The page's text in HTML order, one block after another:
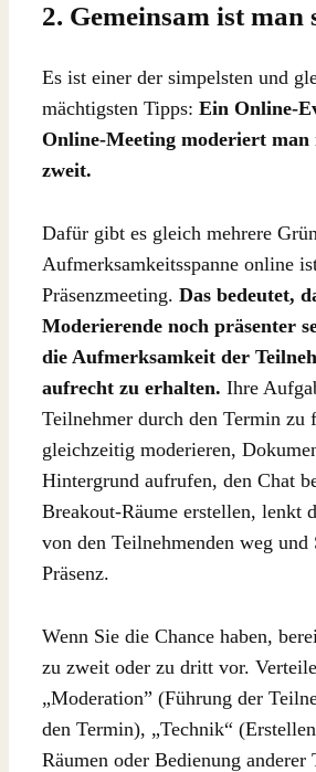
2. Gemeinsam ist man
Es ist einer der simpelsten und
mächtigsten Tipps: Ein Online-
Online-Meeting moderiert man
zweit.
Dafür gibt es gleich mehrere
Aufmerksamkeitsspanne online
Präsenzmeeting. Das bedeutet,
Moderierende noch präsenter
die Aufmerksamkeit der
aufrecht zu erhalten. Ihre
Teilnehmer durch den Termin zu
gleichzeitig moderieren,
Hintergrund aufrufen, den Chat
Breakout-Räume erstellen, lenkt
von den Teilnehmenden weg und
Präsenz.
Wenn Sie die Chance haben,
zu zweit oder zu dritt vor.
„Moderation” (Führung der
den Termin), „Technik“
Räumen oder Bedienung anderer